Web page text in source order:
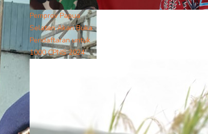
Pemprov Papua
Selatan Akan Buka
Pendaftaran untuk
1000 CPNS 2024